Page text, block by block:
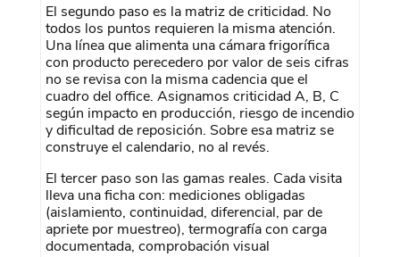
El segundo paso es la matriz de criticidad. No
todos los puntos requieren la misma atención.
Una línea que alimenta una cámara frigorífica
con producto perecedero por valor de seis cifras
no se revisa con la misma cadencia que el
cuadro del office. Asignamos criticidad A, B, C
según impacto en producción, riesgo de incendio
y dificultad de reposición. Sobre esa matriz se
construye el calendario, no al revés.
El tercer paso son las gamas reales. Cada visita
lleva una ficha con: mediciones obligadas
(aislamiento, continuidad, diferencial, par de
apriete por muestreo), termografía con carga
documentada, comprobación visual